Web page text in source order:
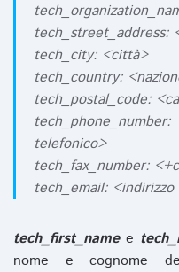
tech_street_address:
tech_city: <città>
tech_country:
tech_postal_code:
telefonico>
tech_fax_number:
tech_email:
tech_first_namee
nome e cognome